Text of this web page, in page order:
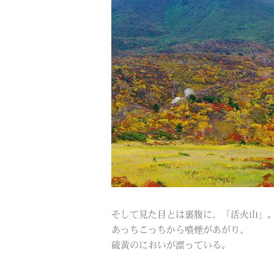
そして見た目とは裏腹に、「活火山」
あっちこっちから噴煙があがり、
硫黄のにおいが漂っている。